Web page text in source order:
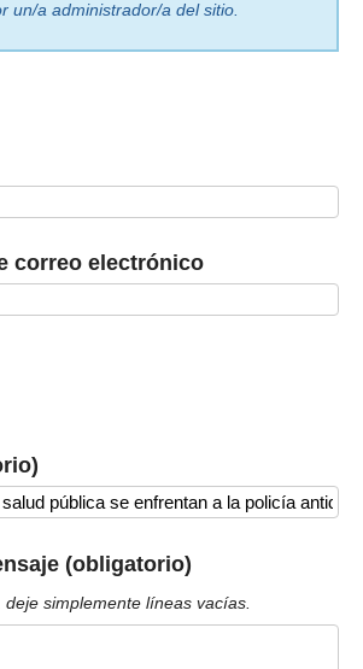
un/a administrador/a del sitio.
correo electrónico
(obligatorio)
simplemente líneas vacías.